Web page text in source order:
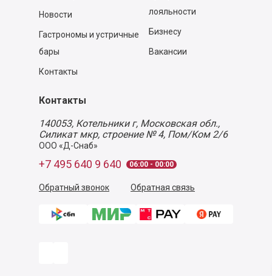
Новости
Гастрономы и устричные
бары
Контакты
лояльности
Бизнесу
Вакансии
Контакты
140053, Котельники г, Московская обл.,
Силикат мкр, строение № 4, Пом/Ком 2/6
ООО «Д-Снаб»
+7 495 640 9 640 06:00 - 00:00
Обратный звонок Обратная связь